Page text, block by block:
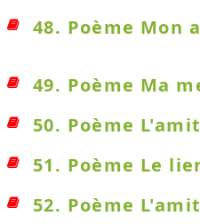
48. Poème Mon
49. Poème Ma
50. Poème
51. Poème Le
52. Poème